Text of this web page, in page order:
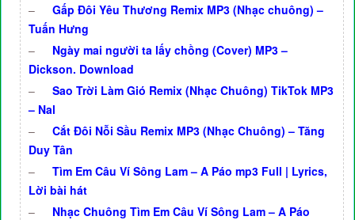
–
Gấp Đôi Yêu Thương Remix MP3 (Nhạc chuông) –
Tuấn Hưng
–
Ngày mai người ta lấy chồng (Cover) MP3 –
Dickson. Download
–
Sao Trời Làm Gió Remix (Nhạc Chuông) TikTok MP3
– Nal
–
Cắt Đôi Nỗi Sầu Remix MP3 (Nhạc Chuông) – Tăng
Duy Tân
–
Tìm Em Câu Ví Sông Lam – A Páo mp3 Full | Lyrics,
Lời bài hát
–
Nhạc Chuông Tìm Em Câu Ví Sông Lam – A Páo